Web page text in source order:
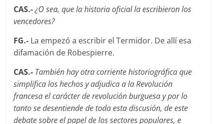
CAS.- ¿O sea, que la historia oficial la escribieron los
vencedores?
FG.- La empezó a escribir el Termidor. De allí esa
difamación de Robespierre.
CAS.- También hay otra corriente historiográfica que
simplifica los hechos y adjudica a la Revolución
francesa el carácter de revolución burguesa y por lo
tanto se desentiende de toda esta discusión, de este
debate sobre el papel de los sectores populares, e